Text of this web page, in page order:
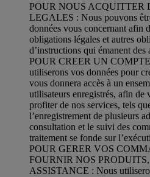
POUR NOUS ACQUITTER
LEGALES : Nous pouvons
données vous concernant afin
obligations légales et autres
d’instructions qui émanent des
POUR CREER UN
utiliserons vos données pour
vous donnera accès à un
utilisateurs enregistrés, afin de
profiter de nos services, tels
l’enregistrement de plusieurs
consultation et le suivi des
traitement se fonde sur
POUR GERER VOS
FOURNIR NOS
ASSISTANCE : Nous